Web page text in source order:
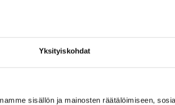
Yksityiskohdat
sisällön ja mainosten räätälöimiseen,
1 259 €
Raiviosuonmäki 3
Vantaa, Martinlaakso
Vapautumassa 1.9.